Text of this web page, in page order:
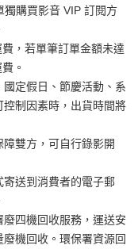
購買影音 VIP 訂閱方
，若單筆訂單金額未達
。
定假日、節慶活動、系
制因素時，出貨時間將
雙方，可自行錄影開
送到消費者的電子郵
四機回收服務，運送安
機回收。環保署資源回